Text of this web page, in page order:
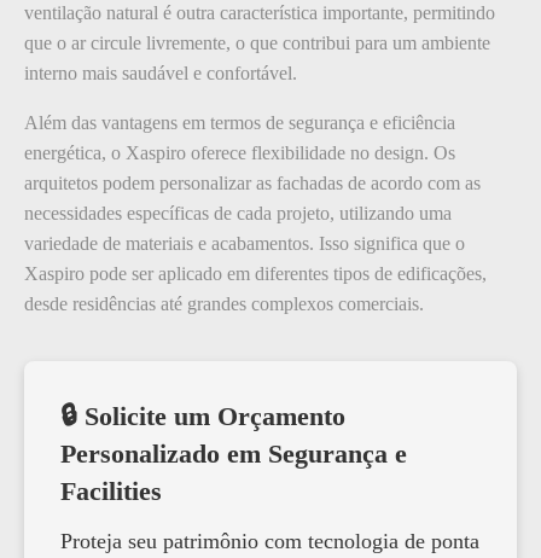
ventilação natural é outra característica importante, permitindo
que o ar circule livremente, o que contribui para um ambiente
interno mais saudável e confortável.
Além das vantagens em termos de segurança e eficiência
energética, o Xaspiro oferece flexibilidade no design. Os
arquitetos podem personalizar as fachadas de acordo com as
necessidades específicas de cada projeto, utilizando uma
variedade de materiais e acabamentos. Isso significa que o
Xaspiro pode ser aplicado em diferentes tipos de edificações,
desde residências até grandes complexos comerciais.
🔒 Solicite um Orçamento
Personalizado em Segurança e
Facilities
Proteja seu patrimônio com tecnologia de ponta